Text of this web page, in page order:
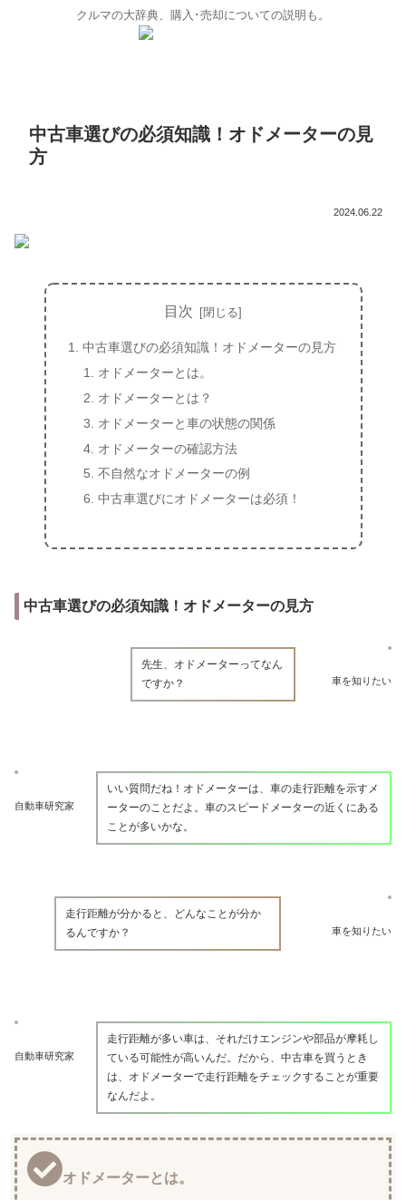
クルマの大辞典、購入･売却についての説明も。
中古車選びの必須知識！オドメーターの見
方
2024.06.22
目次
中古車選びの必須知識！オドメーターの見方
オドメーターとは。
オドメーターとは？
オドメーターと車の状態の関係
オドメーターの確認方法
不自然なオドメーターの例
中古車選びにオドメーターは必須！
中古車選びの必須知識！オドメーターの見方
車を知りたい
先生、オドメーターってなん
ですか？
自動車研究家
いい質問だね！オドメーターは、車の走行距離を示すメ
ーターのことだよ。車のスピードメーターの近くにある
ことが多いかな。
車を知りたい
走行距離が分かると、どんなことが分か
るんですか？
自動車研究家
走行距離が多い車は、それだけエンジンや部品が摩耗し
ている可能性が高いんだ。だから、中古車を買うとき
は、オドメーターで走行距離をチェックすることが重要
なんだよ。
オドメーターとは。